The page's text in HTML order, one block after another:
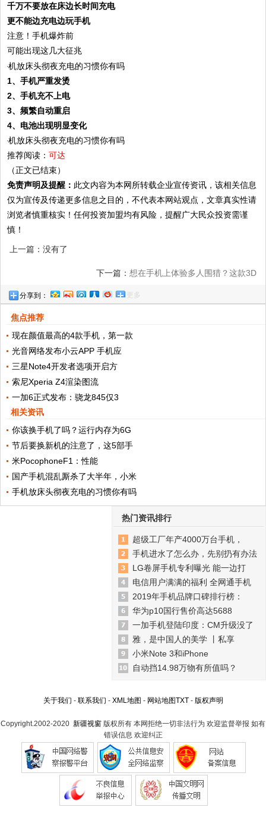
千万不要放在床边长时间充电
更不能边充电边玩手机
注意！手机爆炸前
可能出现这几大征兆
1、手机严重发烫
2、手机充不上电
3、频繁自动重启
4、电池出现明显变化
推荐阅读：可达
（正文已结束）
免责声明及提醒： 此文内容为本网所转载企业宣传资讯，该相关信息
仅为宣传及传递更多信息之目的，不代表本网站观点，文章真实性请
浏览者慎重核实！任何投资加盟均有风险，提醒广大民众投资需谨
慎！
上一篇：没有了
下一篇： 想在手机上体验多人围猎？这款3D
分享到： 更多
焦点推荐
现在颜值最高的4款手机，第一款
光音网络发布小云APP 手机应
三星Note4开发者选项开启方
索尼Xperia Z4渲染图流
一加6正式发布：骁龙845仅3
相关资讯
你该换手机了吗？运行内存为6G
节后要换新机的注意了，这5部手
米PocophoneF1：性能
国产手机混乱厮杀了大半年，小米
手机放床头彻夜充电的习惯你有吗
热门资讯排行
超级工厂年产4000万台手机，
手机进水了怎么办，先别扔有办法
LG卷屏手机专利曝光 能一边打
电信用户满满的福利 全网通手机
2019年手机品牌口碑排行榜：
华为p10国行售价高达5688
一加手机登陆印度：CM升级没了
雅，是中国人的美学 丨私享
小米Note 3和iPhone
自动挡14.98万物有所值吗？
关于我们 - 联系我们 - XML地图 - 网站地图TXT- 版权声明
Copyright.2002-2020 新疆视窗 版权所有 本网拒绝一切非法行为 欢迎监督举报 如有
错误信息 欢迎纠正